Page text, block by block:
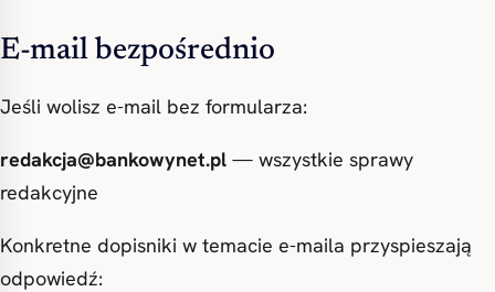
E-mail bezpośrednio
Jeśli wolisz e-mail bez formularza:
redakcja@bankowynet.pl — wszystkie sprawy
redakcyjne
Konkretne dopisniki w temacie e-maila przyspieszają
odpowiedź: